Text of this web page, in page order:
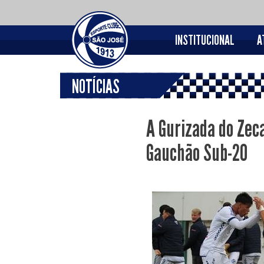
INSTITUCIONAL
NOTÍCIAS
A Gurizada do
Gauchão Sub-20